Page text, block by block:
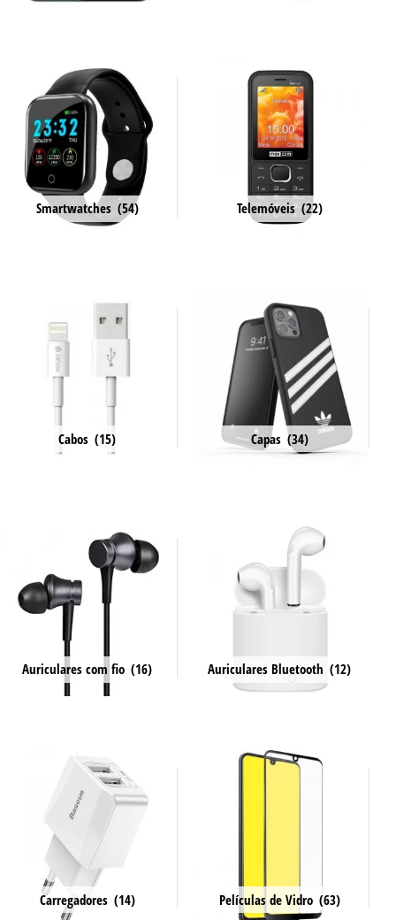
Smartwatches (54) Telemóveis (22)
Cabos (15) Capas (34)
Auriculares com fio (16) Auriculares Bluetooth (12)
Carregadores (14) Películas de Vidro (63)